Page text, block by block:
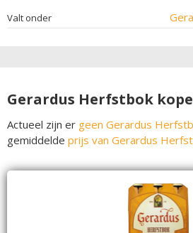
Valt onder
Gerardus Herfstbok
Actueel zijn er geen Gerardus
gemiddelde prijs van Gerardus